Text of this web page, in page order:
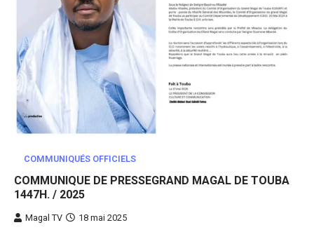
COMMUNIQUÉS OFFICIELS
COMMUNIQUE DE PRESSEGRAND MAGAL DE TOUBA
1447H. / 2025
Magal TV 18 mai 2025